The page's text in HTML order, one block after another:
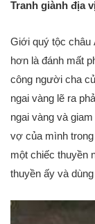
Tranh giành địa
Giới quý tộc châu
hơn là đánh mất
công người cha
ngai vàng lẽ ra
ngai vàng và
vợ của mình
một chiếc thuyền
thuyền ấy và